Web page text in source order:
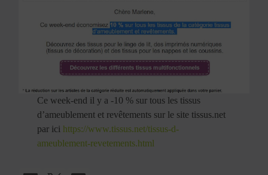
Ce week-end il y a -10 % sur tous les tissus
d’ameublement et revêtements sur le site tissus.net
par ici https://www.tissus.net/tissus-d-
ameublement-revetements.html